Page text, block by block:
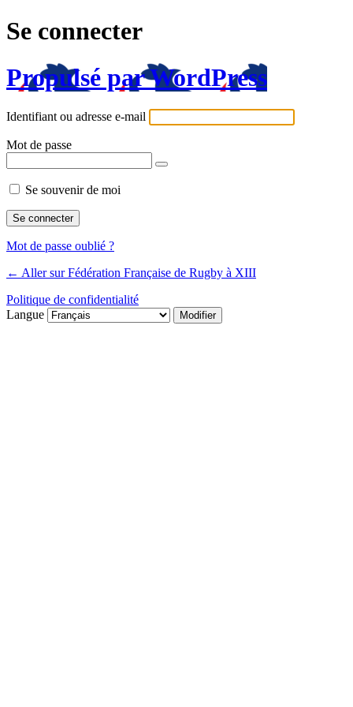
Se connecter
Propulsé par WordPress
Identifiant ou adresse e-mail
Mot de passe
Se souvenir de moi
Mot de passe oublié ?
← Aller sur Fédération Française de Rugby à XIII
Politique de confidentialité
Langue